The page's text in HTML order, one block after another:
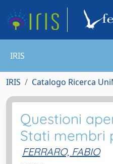
IRIS
IRIS Catalogo Ricerca
Questioni
Stati membri
FERRARO, FABIO